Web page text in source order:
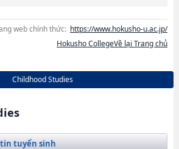
web chính thức: https://www.hokusho-u.ac.jp/
Hokusho CollegeVề lại Trang chủ
Childhood Studies
tuyển sinh